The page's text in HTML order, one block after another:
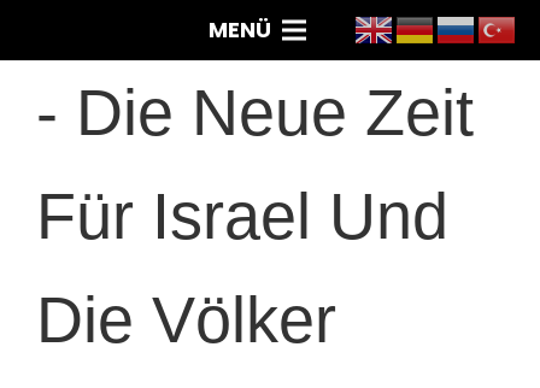
MENÜ
- Die Neue Zeit
Für Israel Und
Die Völker